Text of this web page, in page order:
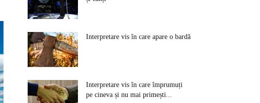
Interpretare vis în care apare o bardă
Interpretare vis în care împrumuți
pe cineva și nu mai primești...